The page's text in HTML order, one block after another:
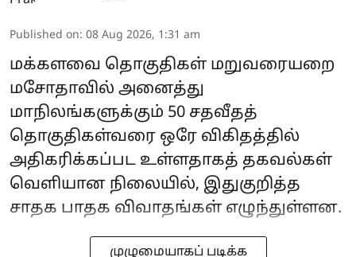
Published on: 08 Aug 2026, 1:31 am
மக்களவை தொகுதிகள் மறுவரையறை
மசோதாவில் அனைத்து
மாநிலங்களுக்கும் 50 சதவீதத்
தொகுதிகள்வரை ஒரே விகிதத்தில்
அதிகரிக்கப்பட உள்ளதாகத் தகவல்கள்
வெளியான நிலையில், இதுகுறித்த
சாதக பாதக விவாதங்கள் எழுந்துள்ளன.
முழுமையாகப் படிக்க